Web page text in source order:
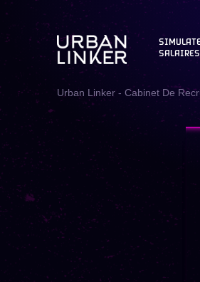
SALAIRES
Urban Linker - Cabinet De